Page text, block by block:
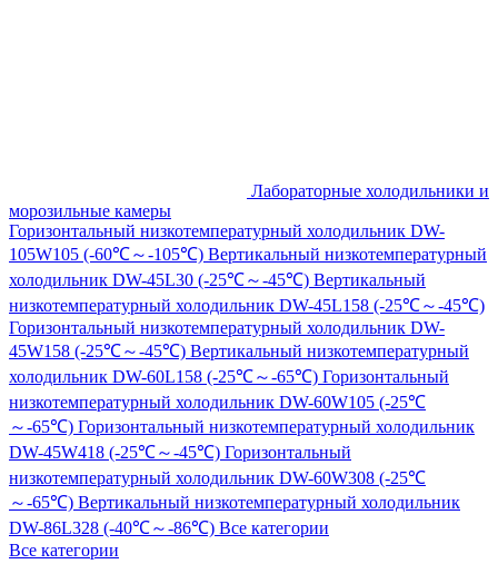
Лабораторные холодильники и
морозильные камеры
Горизонтальный низкотемпературный холодильник DW-
105W105 (-60℃～-105℃) Вертикальный низкотемпературный
холодильник DW-45L30 (-25℃～-45℃) Вертикальный
низкотемпературный холодильник DW-45L158 (-25℃～-45℃)
Горизонтальный низкотемпературный холодильник DW-
45W158 (-25℃～-45℃) Вертикальный низкотемпературный
холодильник DW-60L158 (-25℃～-65℃) Горизонтальный
низкотемпературный холодильник DW-60W105 (-25℃
～-65℃) Горизонтальный низкотемпературный холодильник
DW-45W418 (-25℃～-45℃) Горизонтальный
низкотемпературный холодильник DW-60W308 (-25℃
～-65℃) Вертикальный низкотемпературный холодильник
DW-86L328 (-40℃～-86℃) Все категории
Все категории